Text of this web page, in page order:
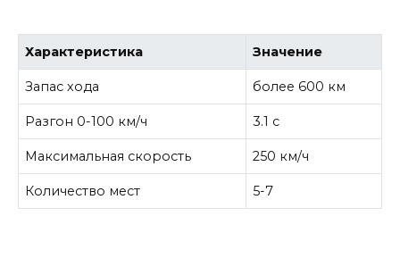
Характеристика Значение
Запас хода более 600 км
Разгон 0-100 км/ч 3.1 с
Максимальная скорость 250 км/ч
Количество мест 5-7